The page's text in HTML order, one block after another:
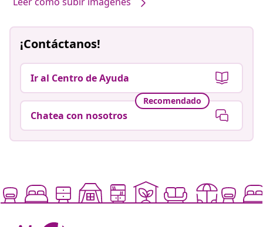
¡Contáctanos!
Ir al Centro de Ayuda
Recomendado
Chatea con nosotros